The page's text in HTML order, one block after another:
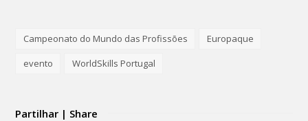
Campeonato do Mundo das Profissões
Europaque
evento
WorldSkills Portugal
Partilhar | Share